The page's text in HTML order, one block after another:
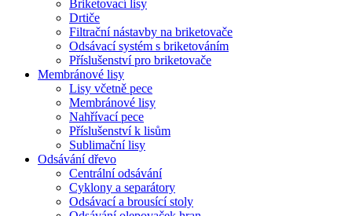
Briketovací lisy
Drtiče
Filtrační nástavby na briketovače
Odsávací systém s briketováním
Příslušenství pro briketovače
Membránové lisy
Lisy včetně pece
Membránové lisy
Nahřívací pece
Příslušenství k lisům
Sublimační lisy
Odsávání dřevo
Centrální odsávání
Cyklony a separátory
Odsávací a brousící stoly